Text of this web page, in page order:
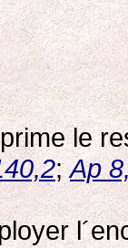
le
;Ap